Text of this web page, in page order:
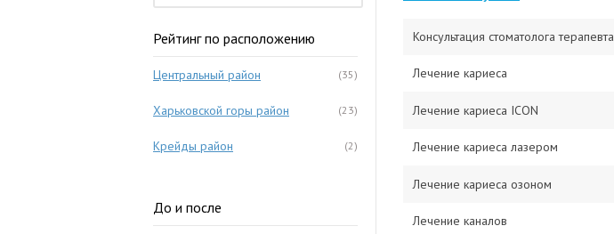
Консультация стоматолога терапевта
Лечение кариеса
Лечение кариеса ICON
Лечение кариеса лазером
Лечение кариеса озоном
Лечение каналов
Рейтинг по расположению
(35)
Центральный район
(23)
Харьковской горы район
(2)
Крейды район
До и после